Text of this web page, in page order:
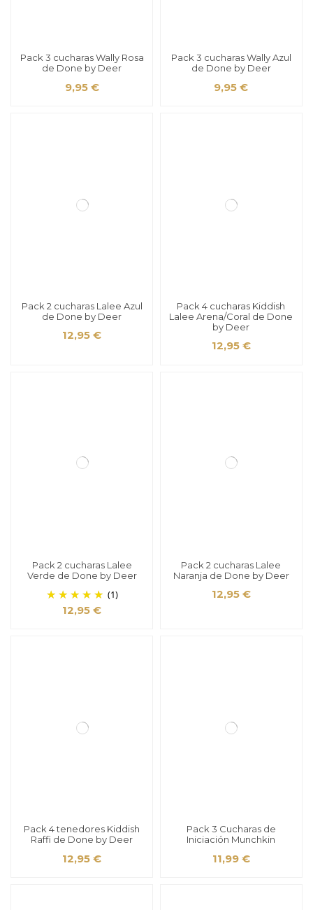
Pack 3 cucharas Wally Rosa
de Done by Deer
9,95 €
Pack 3 cucharas Wally Azul
de Done by Deer
9,95 €
Pack 2 cucharas Lalee Azul
de Done by Deer
12,95 €
Pack 4 cucharas Kiddish
Lalee Arena/Coral de Done
by Deer
12,95 €
Pack 2 cucharas Lalee
Verde de Done by Deer
(1)
12,95 €
Pack 2 cucharas Lalee
Naranja de Done by Deer
12,95 €
Pack 4 tenedores Kiddish
Raffi de Done by Deer
12,95 €
Pack 3 Cucharas de
Iniciación Munchkin
11,99 €